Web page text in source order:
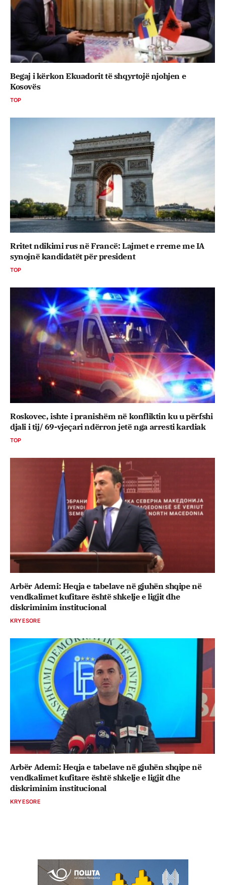
Begaj i kërkon Ekuadorit të shqyrtojë njohjen e
Kosovës
TOP
Rritet ndikimi rus në Francë: Lajmet e rreme me IA
synojnë kandidatët për president
TOP
Roskovec, ishte i pranishëm në konfliktin ku u përfshi
djali i tij/ 69-vjeçari ndërron jetë nga arresti kardiak
TOP
Arbër Ademi: Heqja e tabelave në gjuhën shqipe në
vendkalimet kufitare është shkelje e ligjit dhe
diskriminim institucional
KRYESORE
Arbër Ademi: Heqja e tabelave në gjuhën shqipe në
vendkalimet kufitare është shkelje e ligjit dhe
diskriminim institucional
KRYESORE